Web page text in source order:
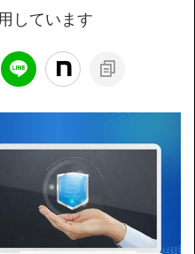
しています